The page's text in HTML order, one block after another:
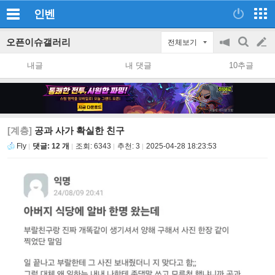
인벤
오픈이슈갤러리 전체보기
공
지
on/off
검
색
글
쓰
내글 내 댓글 10추글
[계층] 공과 사가 확실한 친구
Fly 댓글: 12 개 조회: 6343 추천: 3 2025-04-28 18:23:53